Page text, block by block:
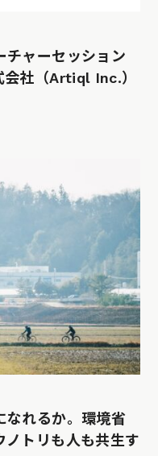
チャーセッション
会社（Artiql Inc.）
なれるか。環境省
ノトリも人も共生す